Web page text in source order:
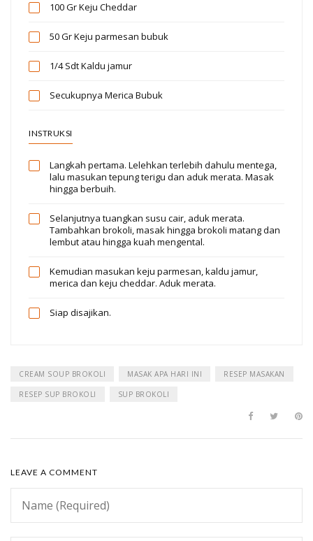
100 GrKeju Cheddar
50 GrKeju parmesan bubuk
1/4 SdtKaldu jamur
Secukupnya Merica Bubuk
INSTRUKSI
Langkah pertama. Lelehkan terlebih dahulu mentega,
lalu masukan tepung terigu dan aduk merata. Masak
hingga berbuih.
Selanjutnya tuangkan susu cair, aduk merata.
Tambahkan brokoli, masak hingga brokoli matang dan
lembut atau hingga kuah mengental.
Kemudian masukan keju parmesan, kaldu jamur,
merica dan keju cheddar. Aduk merata.
Siap disajikan.
CREAM SOUP BROKOLI MASAK APA HARI INI RESEP MASAKAN
RESEP SUP BROKOLI SUP BROKOLI
LEAVE A COMMENT